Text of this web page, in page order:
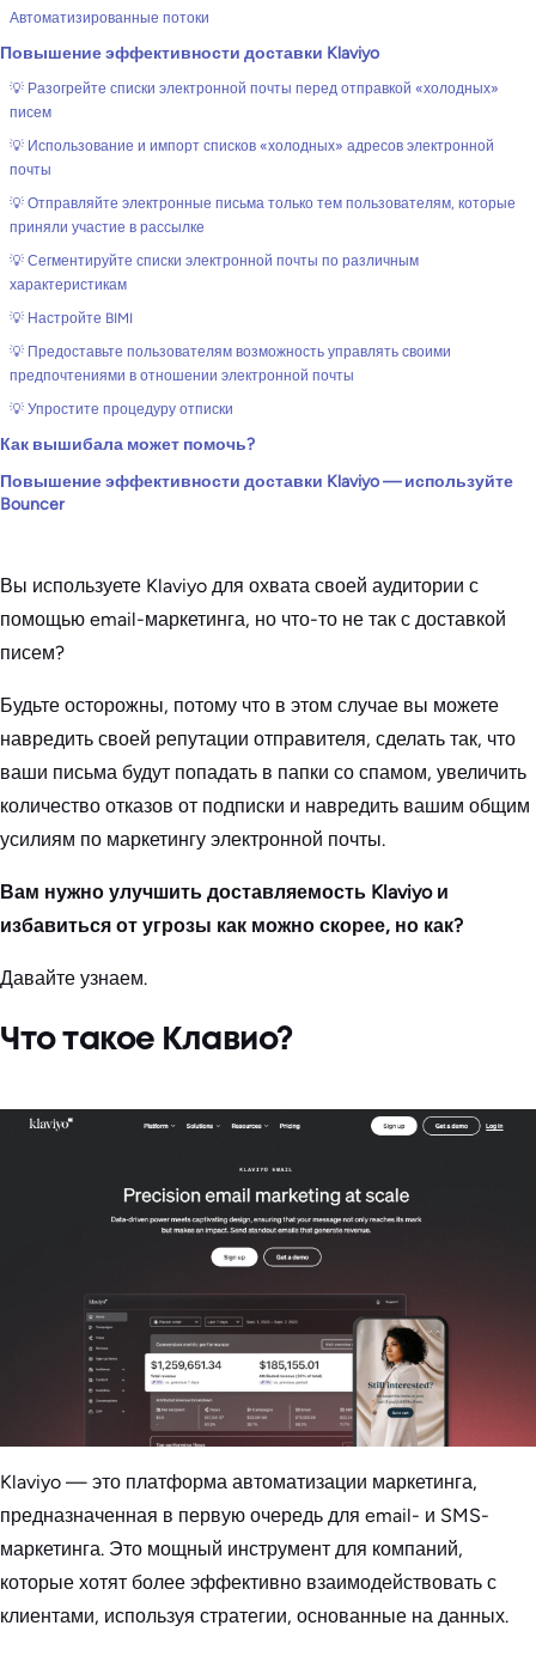
Автоматизированные потоки
Повышение эффективности доставки Klaviyo
💡 Разогрейте списки электронной почты перед отправкой «холодных»
писем
💡 Использование и импорт списков «холодных» адресов электронной
почты
💡 Отправляйте электронные письма только тем пользователям, которые
приняли участие в рассылке
💡 Сегментируйте списки электронной почты по различным
характеристикам
💡 Настройте BIMI
💡 Предоставьте пользователям возможность управлять своими
предпочтениями в отношении электронной почты
💡 Упростите процедуру отписки
Как вышибала может помочь?
Повышение эффективности доставки Klaviyo — используйте
Bouncer
Вы используете Klaviyo для охвата своей аудитории с
помощью email-маркетинга, но что-то не так с доставкой
писем?
Будьте осторожны, потому что в этом случае вы можете
навредить своей репутации отправителя, сделать так, что
ваши письма будут попадать в папки со спамом, увеличить
количество отказов от подписки и навредить вашим общим
усилиям по маркетингу электронной почты.
Вам нужно улучшить доставляемость Klaviyo и
избавиться от угрозы как можно скорее, но как?
Давайте узнаем.
Что такое Клавио?
Klaviyo — это платформа автоматизации маркетинга,
предназначенная в первую очередь для email- и SMS-
маркетинга. Это мощный инструмент для компаний,
которые хотят более эффективно взаимодействовать с
клиентами, используя стратегии, основанные на данных.